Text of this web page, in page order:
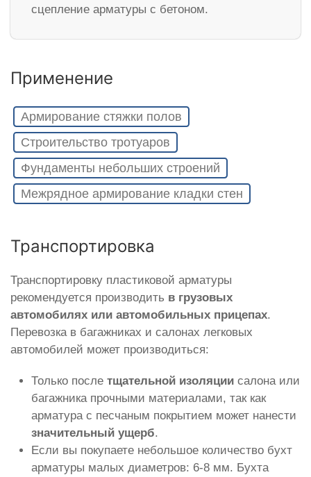
сцепление арматуры с бетоном.
Применение
Армирование стяжки полов
Строительство тротуаров
Фундаменты небольших строений
Межрядное армирование кладки стен
Транспортировка
Транспортировку пластиковой арматуры
рекомендуется производить в грузовых
автомобилях или автомобильных прицепах.
Перевозка в багажниках и салонах легковых
автомобилей может производиться:
Только после тщательной изоляции салона или
багажника прочными материалами, так как
арматура с песчаным покрытием может нанести
значительный ущерб.
Если вы покупаете небольшое количество бухт
арматуры малых диаметров: 6-8 мм. Бухта